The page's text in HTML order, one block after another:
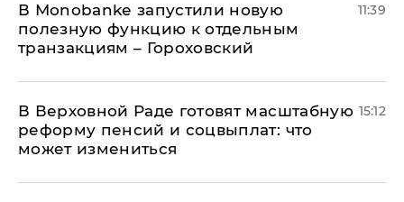
В Мonobankе запустили новую
полезную функцию к отдельным
транзакциям – Гороховский
11:39
В Верховной Раде готовят масштабную
реформу пенсий и соцвыплат: что
может измениться
15:12